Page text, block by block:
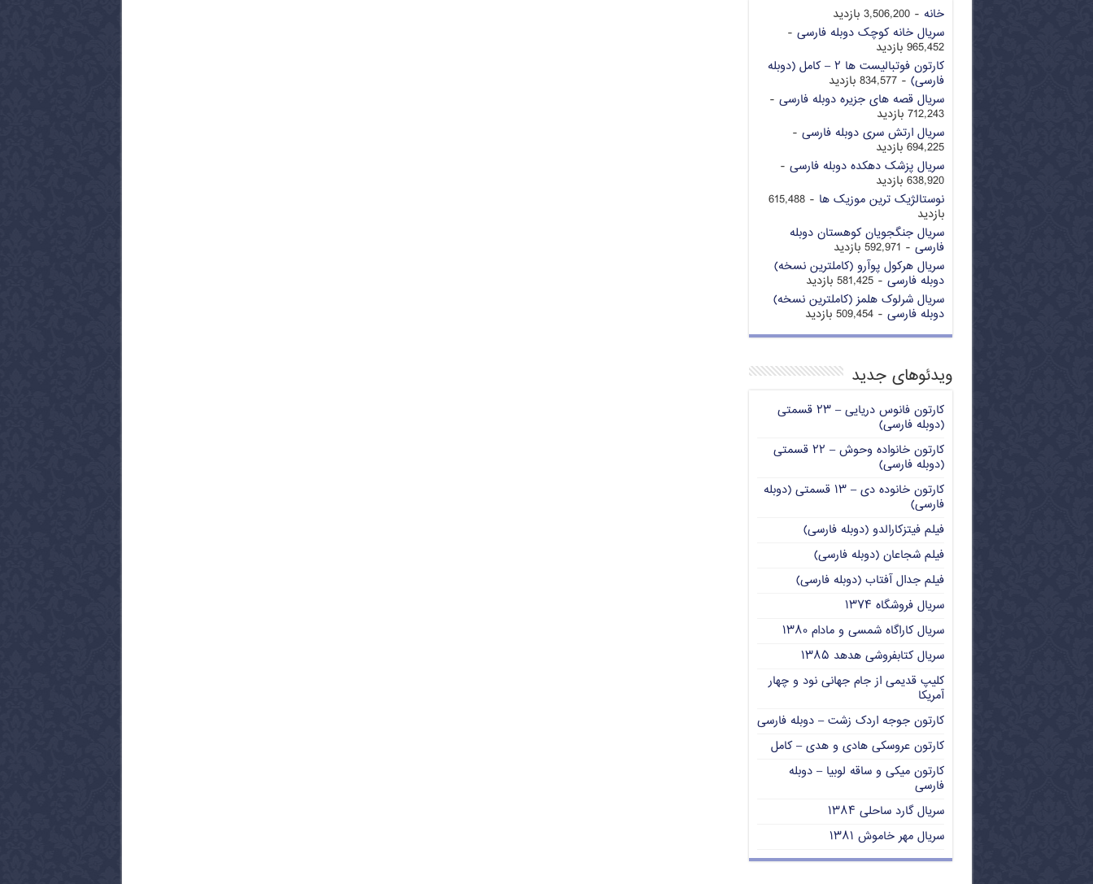
خانه - 3,506,200 بازدید
سریال خانه کوچک دوبله فارسی -
965,452 بازدید
کارتون فوتبالیست ها ۲ – کامل (دوبله
فارسی) - 834,577 بازدید
سریال قصه های جزیره دوبله فارسی -
712,243 بازدید
سریال ارتش سری دوبله فارسی -
694,225 بازدید
سریال پزشک دهکده دوبله فارسی -
638,920 بازدید
نوستالژیک ترین موزیک ها
- 615,488
بازدید
سریال جنگجویان کوهستان دوبله
فارسی - 592,971 بازدید
سریال هرکول پوآرو (کاملترین نسخه)
دوبله فارسی - 581,425 بازدید
سریال شرلوک هلمز (کاملترین نسخه)
دوبله فارسی - 509,454 بازدید
ویدئوهای جدید
کارتون فانوس دریایی – ۲۳ قسمتی
(دوبله فارسی)
کارتون خانواده وحوش – ۲۲ قسمتی
(دوبله فارسی)
کارتون خانوده دی – ۱۳ قسمتی (دوبله
فارسی)
فیلم فیتزکارالدو (دوبله فارسی)
فیلم شجاعان (دوبله فارسی)
فیلم جدال آفتاب (دوبله فارسی)
سریال فروشگاه ۱۳۷۴
سریال کاراگاه شمسی و مادام ۱۳۸۰
سریال کتابفروشی هدهد ۱۳۸۵
کلیپ قدیمی از جام جهانی نود و چهار
آمریکا
کارتون جوجه اردک زشت – دوبله فارسی
کارتون عروسکی هادی و هدی – کامل
کارتون میکی و ساقه لوبیا – دوبله
فارسی
سریال گارد ساحلی ۱۳۸۴
سریال مهر خاموش ۱۳۸۱